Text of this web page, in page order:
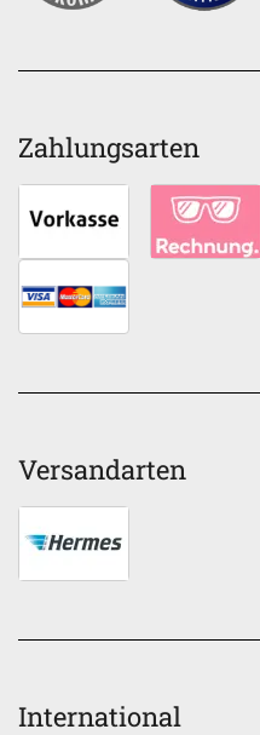
Zahlungsarten
Versandarten
International